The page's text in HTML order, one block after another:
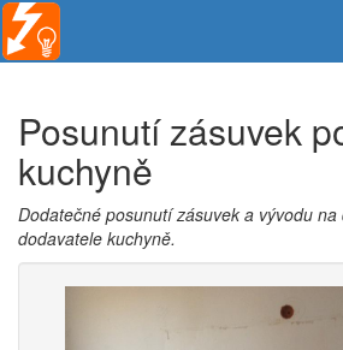
Posunutí zásuvek
kuchyně
Dodatečné posunutí zásuvek a vývodu
dodavatele kuchyně.